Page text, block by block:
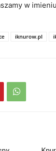
w
iknurow.pl